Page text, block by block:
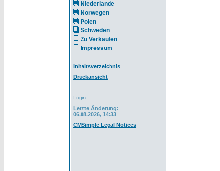
Niederlande
Norwegen
Polen
Schweden
Zu Verkaufen
Impressum
Inhaltsverzeichnis
Druckansicht
Login
Letzte Änderung:
06.08.2026, 14:33
CMSimple Legal Notices